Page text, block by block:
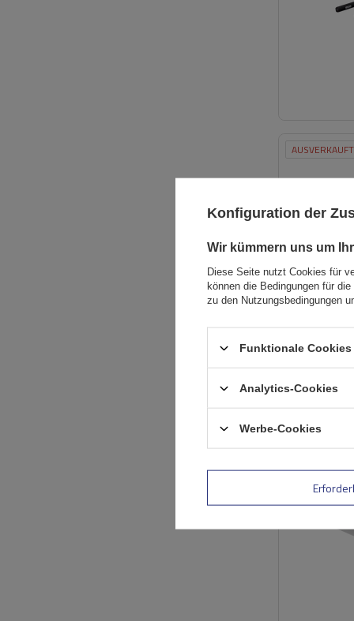
AUSVERKAUFT
Konfiguration der
Wir kümmern uns um
Diese Seite nutzt Cookies für
können die Bedingungen für
zu den Nutzungsbedingungen
Funktionale
Analytics-Cookies
Werbe-Cookies